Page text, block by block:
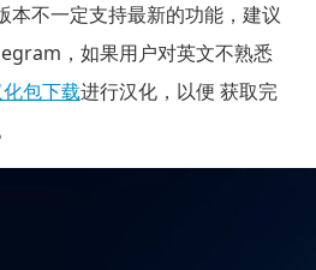
本不一定支持最新的功能，建议
，如果用户对英文不熟悉
包下载进行汉化，以便 获取完